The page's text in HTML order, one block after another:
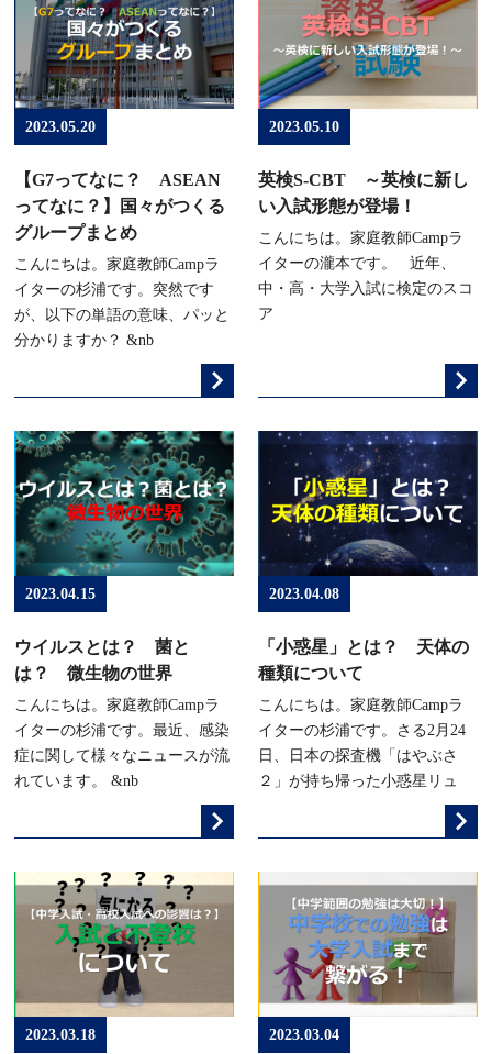
2023.05.20
【G7ってなに？ ASEAN
ってなに？】国々がつくる
グループまとめ
こんにちは。家庭教師Campラ
イターの杉浦です。突然です
が、以下の単語の意味、パッと
分かりますか？ &nb
2023.05.10
英検S-CBT ～英検に新し
い入試形態が登場！
こんにちは。家庭教師Campラ
イターの瀧本です。 近年、
中・高・大学入試に検定のスコ
ア
2023.04.15
ウイルスとは？ 菌と
は？ 微生物の世界
こんにちは。家庭教師Campラ
イターの杉浦です。最近、感染
症に関して様々なニュースが流
れています。 &nb
2023.04.08
「小惑星」とは？ 天体の
種類について
こんにちは。家庭教師Campラ
イターの杉浦です。さる2月24
日、日本の探査機「はやぶさ
２」が持ち帰った小惑星リュ
2023.03.18 2023.03.04